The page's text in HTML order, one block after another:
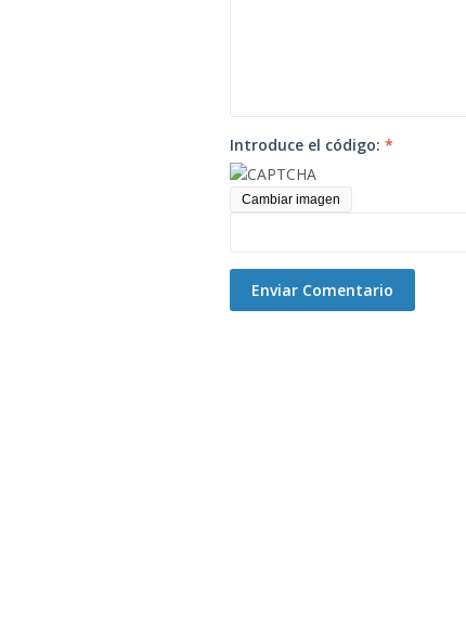
Introduce el código: *
Cambiar imagen
Enviar Comentario